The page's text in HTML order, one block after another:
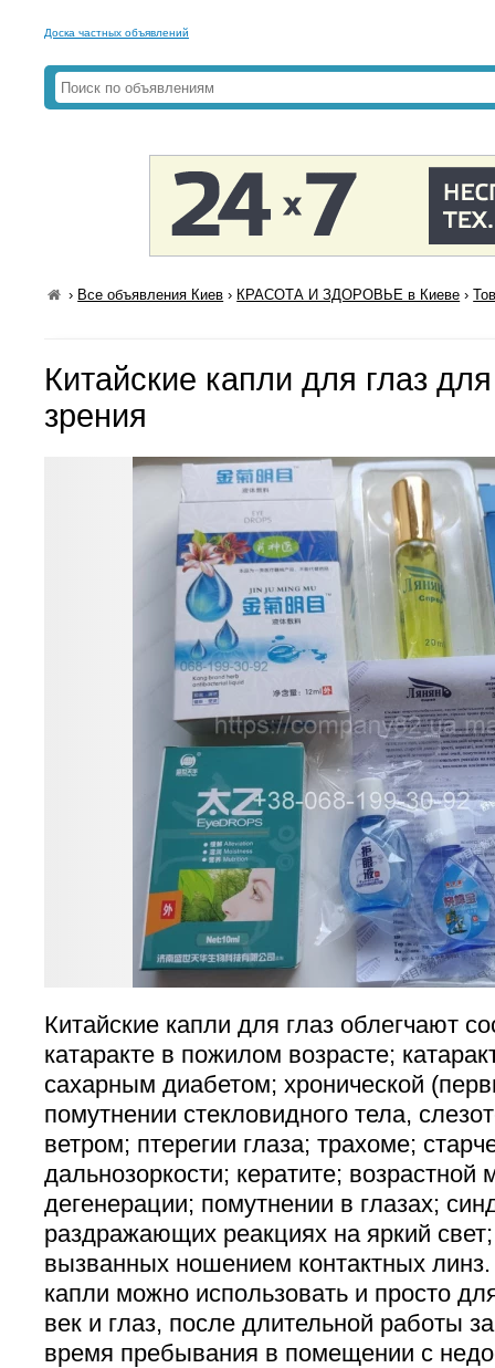
Доска частных объявлений
› Все объявления Киев › КРАСОТА И ЗДОРОВЬЕ в Киеве ›
Китайские капли для глаз
зрения
Китайские капли для глаз облегчают
катаракте в пожилом возрасте;
сахарным диабетом; хронической
помутнении стекловидного тела,
ветром; птерегии глаза; трахоме;
дальнозоркости; кератите; возрастной
дегенерации; помутнении в глазах;
раздражающих реакциях на яркий
вызванных ношением контактных линз.
капли можно использовать и просто
век и глаз, после длительной работы
время пребывания в помещении с